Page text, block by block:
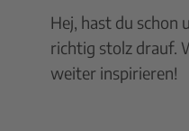
Hej, hast du schon
richtig stolz drauf.
weiter inspirieren!